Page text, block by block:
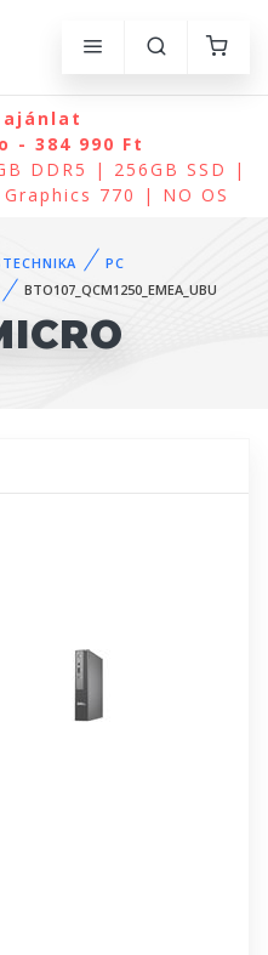
- 384 990 Ft
DDR5 | 256GB SSD |
770 | NO OS
PC
BTO107_QCM1250_EMEA_UBU